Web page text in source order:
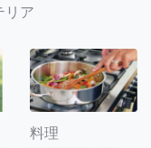
リア
料理